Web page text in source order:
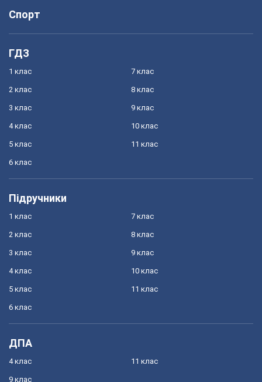
Спорт
ГДЗ
1 клас
2 клас
3 клас
4 клас
5 клас
6 клас
7 клас
8 клас
9 клас
10 клас
11 клас
Підручники
1 клас
2 клас
3 клас
4 клас
5 клас
6 клас
7 клас
8 клас
9 клас
10 клас
11 клас
ДПА
4 клас
9 клас
11 клас